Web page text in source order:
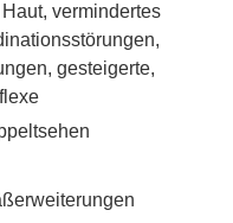
vermindertes
gesteigerte,